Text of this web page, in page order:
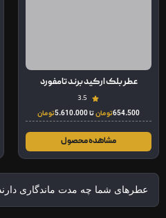
عطر بلک ارکید برند تامفورد
3.5
654.500تومانتا5.610.000تومان
مشاهده محصول
عطرهای شما چه مدت ماندگاری دارند؟